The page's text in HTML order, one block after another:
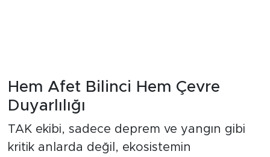
Hem Afet Bilinci Hem Çevre
Duyarlılığı
TAK ekibi, sadece deprem ve yangın gibi
kritik anlarda değil, ekosistemin